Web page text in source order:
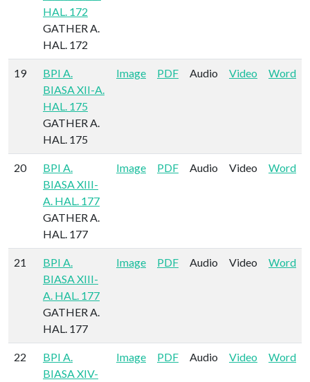
HAL. 172
GATHER A.
HAL. 172
19
BPI A.
BIASA XII-A.
HAL. 175
GATHER A.
HAL. 175
Image PDF Audio Video Word
20
BPI A.
BIASA XIII-
A. HAL. 177
GATHER A.
HAL. 177
Image PDF Audio Video Word
21
BPI A.
BIASA XIII-
A. HAL. 177
GATHER A.
HAL. 177
Image PDF Audio Video Word
22
BPI A.
BIASA XIV-
Image PDF Audio Video Word